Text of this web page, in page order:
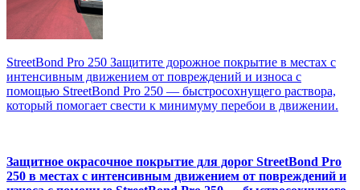
StreetBond Pro 250 Защитите дорожное покрытие в местах с
интенсивным движением от повреждений и износа с
помощью StreetBond Pro 250 — быстросохнущего раствора,
который помогает свести к минимуму перебои в движении.
Защитное окрасочное покрытие для дорог StreetBond Pro
250 в местах с интенсивным движением от повреждений и